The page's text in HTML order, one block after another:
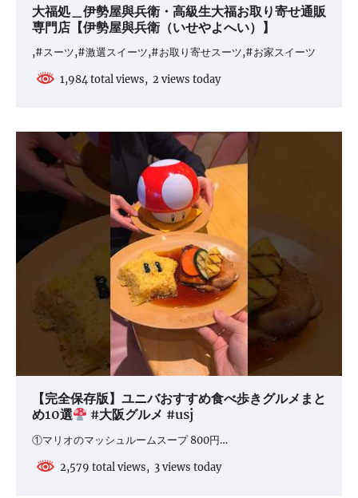
大福処＿伊勢屋與兵衛・高級生大福お取り寄せ通販
専門店【伊勢屋與兵衛（いせやよへい）】
,#スーツ,#激選スイーツ,#お取り寄せスーツ,#お家スイーツ
1,984 total views, 2 views today
【完全保存版】ユニバおすすめ食べ歩きグルメまと
め10選 #大阪グルメ #usj
①マリオのマッシュルームスープ 800円…
2,579 total views, 3 views today